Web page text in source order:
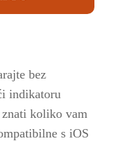
bez
indikatoru
znati koliko vam
s iOS